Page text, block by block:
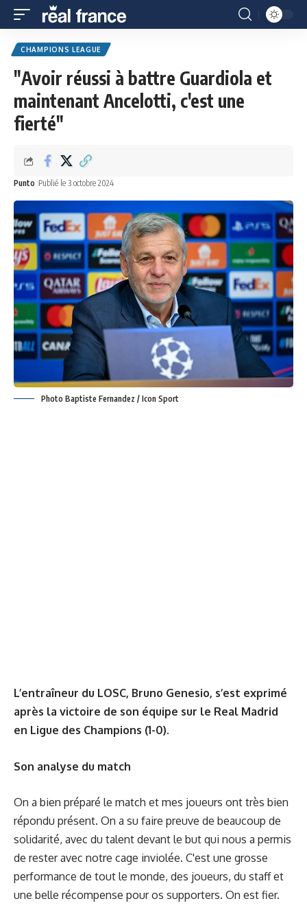
CHAMPIONS LEAGUE
"Avoir réussi à battre Guardiola et
maintenant Ancelotti, c'est une
fierté"
Punto Publié le 3 octobre 2024
Photo Baptiste Fernandez / Icon Sport
L’entraîneur du LOSC, Bruno Genesio, s’est exprimé
après la victoire de son équipe sur le Real Madrid
en Ligue des Champions (1-0).
Son analyse du match
On a bien préparé le match et mes joueurs ont très bien
répondu présent. On a su faire preuve de beaucoup de
solidarité, avec du talent devant le but qui nous a permis
de rester avec notre cage inviolée. C'est une grosse
performance de tout le monde, des joueurs, du staff et
une belle récompense pour os supporters. On est fier.